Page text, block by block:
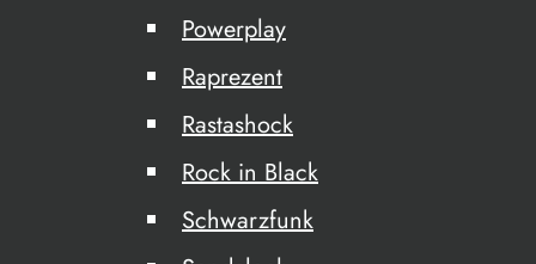
Powerplay
Raprezent
Rastashock
Rock in Black
Schwarzfunk